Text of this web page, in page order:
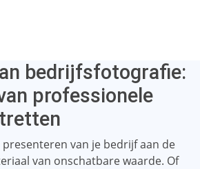
bedrijfsfotografie:
professionele
van je bedrijf aan de
van onschatbare waarde. Of